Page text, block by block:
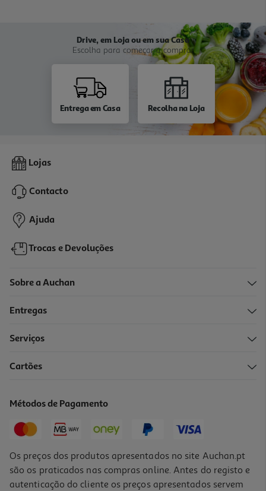
Drive, em Loja ou em sua Casa
Escolha para começar a comprar
Entrega em Casa Recolha na Loja
Lojas
Contacto
Ajuda
Trocas e Devoluções
Sobre a Auchan
Entregas
Serviços
Cartões
Métodos de Pagamento
Os preços dos produtos apresentados no site Auchan.pt
são os praticados nas compras online. Antes do registo e
autenticação do cliente os preços apresentados servem